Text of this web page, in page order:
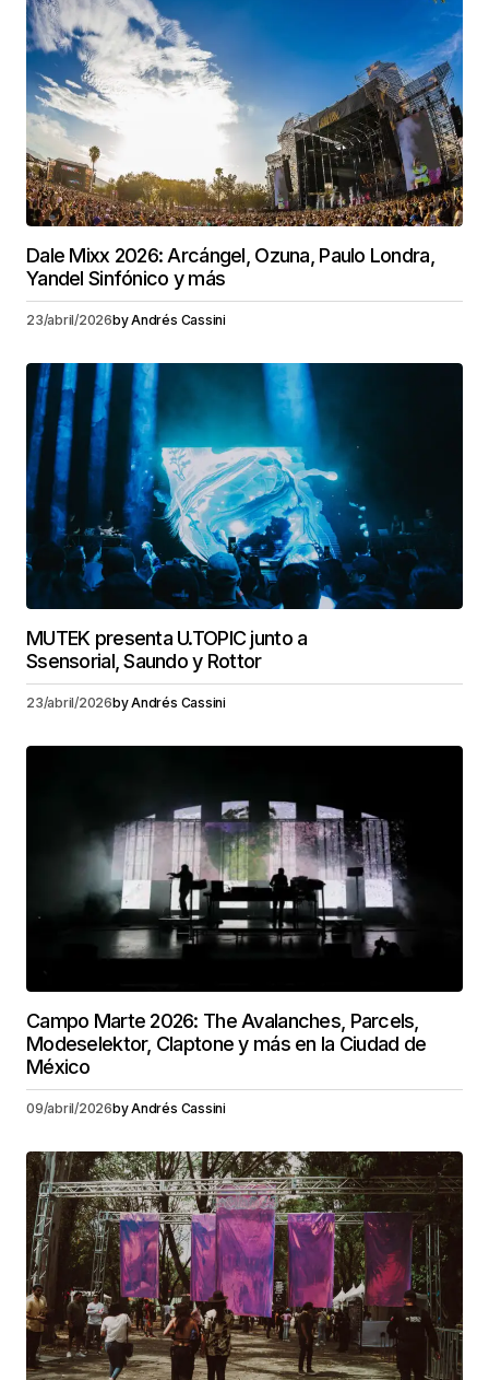
Dale Mixx 2026: Arcángel, Ozuna, Paulo Londra,
Yandel Sinfónico y más
23/abril/2026byAndrés Cassini
MUTEK presenta U.TOPIC junto a
Ssensorial, Saundo y Rottor
23/abril/2026byAndrés Cassini
Campo Marte 2026: The Avalanches, Parcels,
Modeselektor, Claptone y más en la Ciudad de
México
09/abril/2026byAndrés Cassini